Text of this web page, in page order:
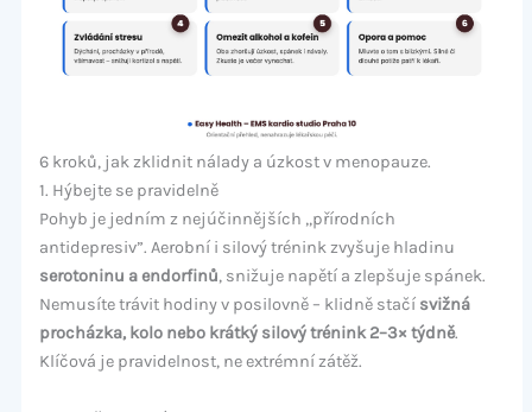
6 kroků, jak zklidnit nálady a úzkost v menopauze.
1. Hýbejte se pravidelně
Pohyb je jedním z nejúčinnějších „přírodních
antidepresiv”. Aerobní i silový trénink zvyšuje hladinu
serotoninu a endorfinů, snižuje napětí a zlepšuje spánek.
Nemusíte trávit hodiny v posilovně – klidně stačí svižná
procházka, kolo nebo krátký silový trénink 2–3× týdně.
Klíčová je pravidelnost, ne extrémní zátěž.